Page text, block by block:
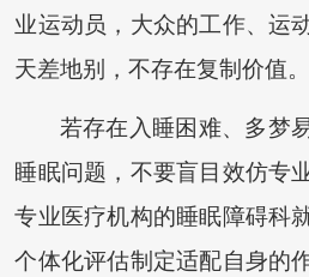
业运动员，大众的工作、运
天差地别，不存在复制价值。
若存在入睡困难、多梦
睡眠问题，不要盲目效仿专
专业医疗机构的睡眠障碍科
个体化评估制定适配自身的